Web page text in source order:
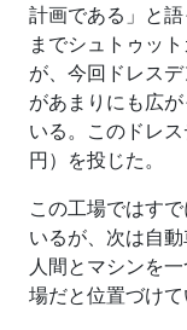
計画である」と
までシュトゥッ
が、今回ドレス
があまりにも広
いる。このドレ
円）を投じた。
この工場ではす
いるが、次は自
人間とマシンを
場だと位置づけて